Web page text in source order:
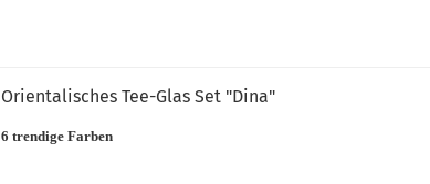
Orientalisches Tee-Glas Set "Dina"
6 trendige Farben